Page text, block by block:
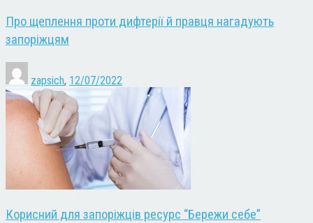
Про щеплення проти дифтерії й правця нагадують
запоріжцям
zapsich, 12/07/2022
Корисний для запоріжців ресурс “Бережи себе”